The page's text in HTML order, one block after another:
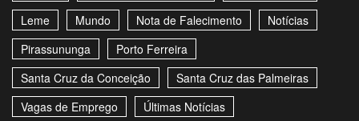
Leme
Mundo Nota de Falecimento
Notícias
Pirassununga
Porto Ferreira
Santa Cruz da Conceição
Santa Cruz das Palmeiras
Vagas de Emprego
Últimas Notícias